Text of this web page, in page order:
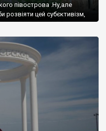
півострова .Ну,але
цей субєктивізм,